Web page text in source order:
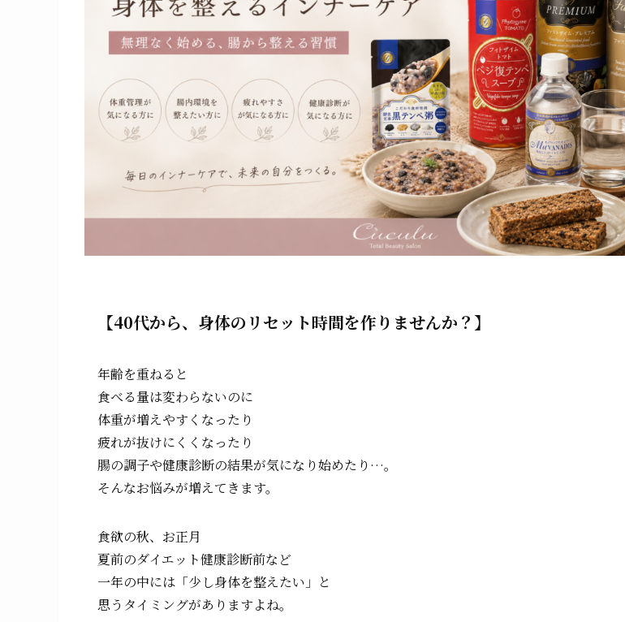
【40代から、身体のリセット時間を作りませんか？】
年齢を重ねると
食べる量は変わらないのに
体重が増えやすくなったり
疲れが抜けにくくなったり
腸の調子や健康診断の結果が気になり始めたり…。
そんなお悩みが増えてきます。
食欲の秋、お正月
夏前のダイエット健康診断前など
一年の中には「少し身体を整えたい」と
思うタイミングがありますよね。